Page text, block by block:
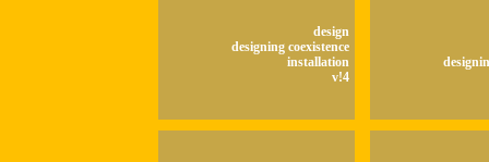
design
designing coexistence
installation
v!4